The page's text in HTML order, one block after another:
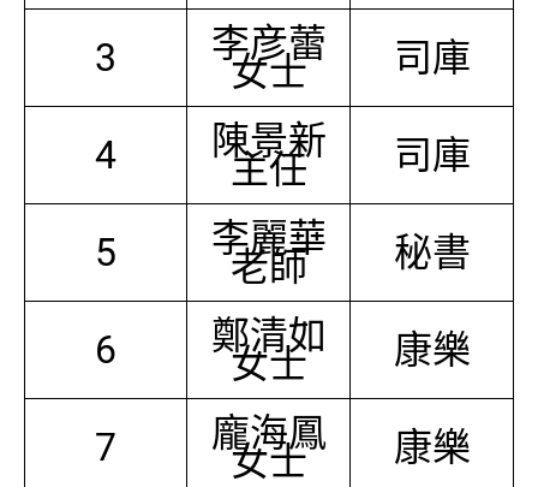
3 李彦蕾
女士 司庫
4 陳景新
主任 司庫
5 李麗華
老師 秘書
6 鄭清如
女士 康樂
7 龐海鳳
女士 康樂